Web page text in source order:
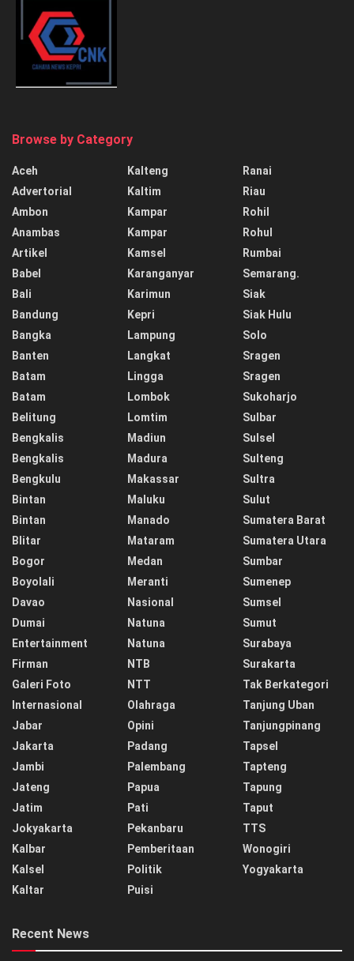
Browse by Category
Aceh
Advertorial
Ambon
Anambas
Artikel
Babel
Bali
Bandung
Bangka
Banten
Batam
Batam
Belitung
Bengkalis
Bengkalis
Bengkulu
Bintan
Bintan
Blitar
Bogor
Boyolali
Davao
Dumai
Entertainment
Firman
Galeri Foto
Internasional
Jabar
Jakarta
Jambi
Jateng
Jatim
Jokyakarta
Kalbar
Kalsel
Kaltar
Kalteng
Kaltim
Kampar
Kampar
Kamsel
Karanganyar
Karimun
Kepri
Lampung
Langkat
Lingga
Lombok
Lomtim
Madiun
Madura
Makassar
Maluku
Manado
Mataram
Medan
Meranti
Nasional
Natuna
Natuna
NTB
NTT
Olahraga
Opini
Padang
Palembang
Papua
Pati
Pekanbaru
Pemberitaan
Politik
Puisi
Ranai
Riau
Rohil
Rohul
Rumbai
Semarang.
Siak
Siak Hulu
Solo
Sragen
Sragen
Sukoharjo
Sulbar
Sulsel
Sulteng
Sultra
Sulut
Sumatera Barat
Sumatera Utara
Sumbar
Sumenep
Sumsel
Sumut
Surabaya
Surakarta
Tak Berkategori
Tanjung Uban
Tanjungpinang
Tapsel
Tapteng
Tapung
Taput
TTS
Wonogiri
Yogyakarta
Recent News